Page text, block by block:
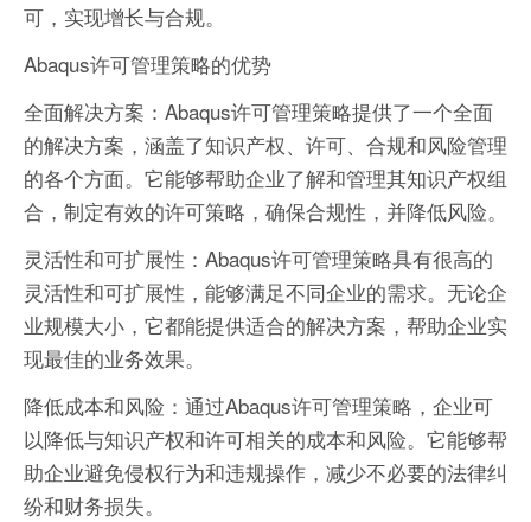
可，实现增长与合规。
Abaqus许可管理策略的优势
全面解决方案：Abaqus许可管理策略提供了一个全面
的解决方案，涵盖了知识产权、许可、合规和风险管理
的各个方面。它能够帮助企业了解和管理其知识产权组
合，制定有效的许可策略，确保合规性，并降低风险。
灵活性和可扩展性：Abaqus许可管理策略具有很高的
灵活性和可扩展性，能够满足不同企业的需求。无论企
业规模大小，它都能提供适合的解决方案，帮助企业实
现最佳的业务效果。
降低成本和风险：通过Abaqus许可管理策略，企业可
以降低与知识产权和许可相关的成本和风险。它能够帮
助企业避免侵权行为和违规操作，减少不必要的法律纠
纷和财务损失。